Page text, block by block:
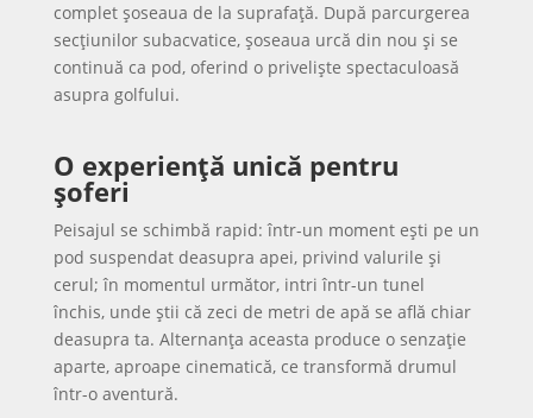
complet șoseaua de la suprafață. După parcurgerea
secțiunilor subacvatice, șoseaua urcă din nou și se
continuă ca pod, oferind o priveliște spectaculoasă
asupra golfului.
O experiență unică pentru
șoferi
Peisajul se schimbă rapid: într-un moment ești pe un
pod suspendat deasupra apei, privind valurile și
cerul; în momentul următor, intri într-un tunel
închis, unde știi că zeci de metri de apă se află chiar
deasupra ta. Alternanța aceasta produce o senzație
aparte, aproape cinematică, ce transformă drumul
într-o aventură.